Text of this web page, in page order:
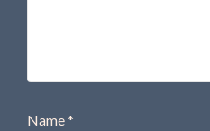
Name*